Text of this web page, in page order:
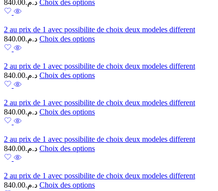
د.م.840.00 Choix des options
2 au prix de 1 avec possibilite de choix deux modeles different
د.م.840.00 Choix des options
2 au prix de 1 avec possibilite de choix deux modeles different
د.م.840.00 Choix des options
2 au prix de 1 avec possibilite de choix deux modeles different
د.م.840.00 Choix des options
2 au prix de 1 avec possibilite de choix deux modeles different
د.م.840.00 Choix des options
2 au prix de 1 avec possibilite de choix deux modeles different
د.م.840.00 Choix des options